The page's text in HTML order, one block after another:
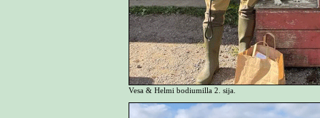
Vesa & Helmi bodiumilla 2. sija.